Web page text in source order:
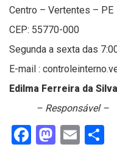
Centro – Vertentes – PE
CEP: 55770-000
Segunda a sexta das
E-mail :
Edilma Ferreira da Silva
– Responsável –
Facebook
Email